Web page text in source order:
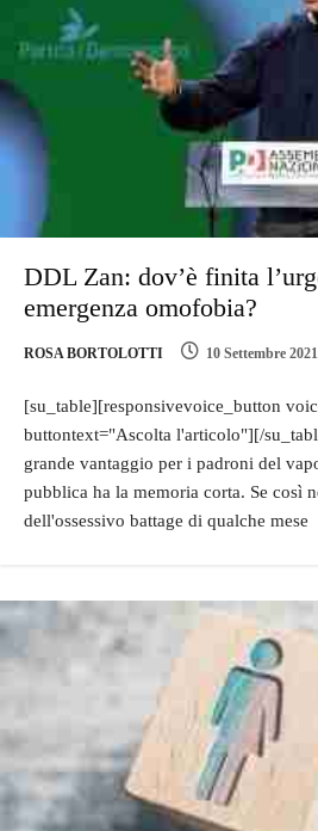
DDL Zan: dov’è finita
emergenza omofobia?
ROSA BORTOLOTTI 10 Settembre 2021
[su_table][responsivevoice_button
buttontext="Ascolta l'articolo"][/
grande vantaggio per i padroni del
pubblica ha la memoria corta. Se così
dell'ossessivo battage di qualche mese